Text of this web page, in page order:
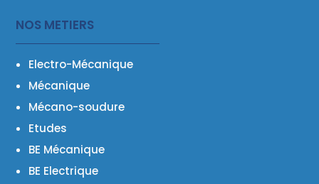
NOS METIERS
Electro-Mécanique
Mécanique
Mécano-soudure
Etudes
BE Mécanique
BE Electrique